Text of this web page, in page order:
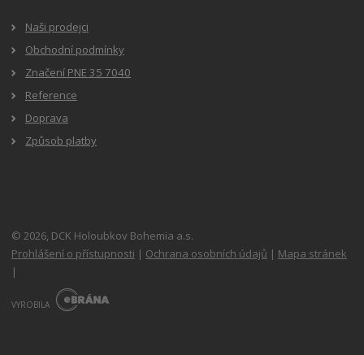
Naši prodejci
Obchodní podmínky
Značení PNE 35 7040
Reference
Doprava
Způsob platby
© 2026, DCK Holoubkov Bohemia a.s.
Prohlášení o přístupnosti | Ochrana osobních údajů | Mapa stránek
|
VYROBILA